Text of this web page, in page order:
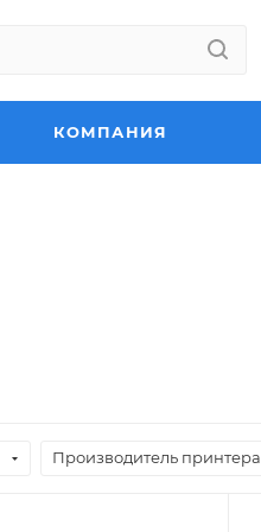
КОМПАНИЯ
Производитель принтера